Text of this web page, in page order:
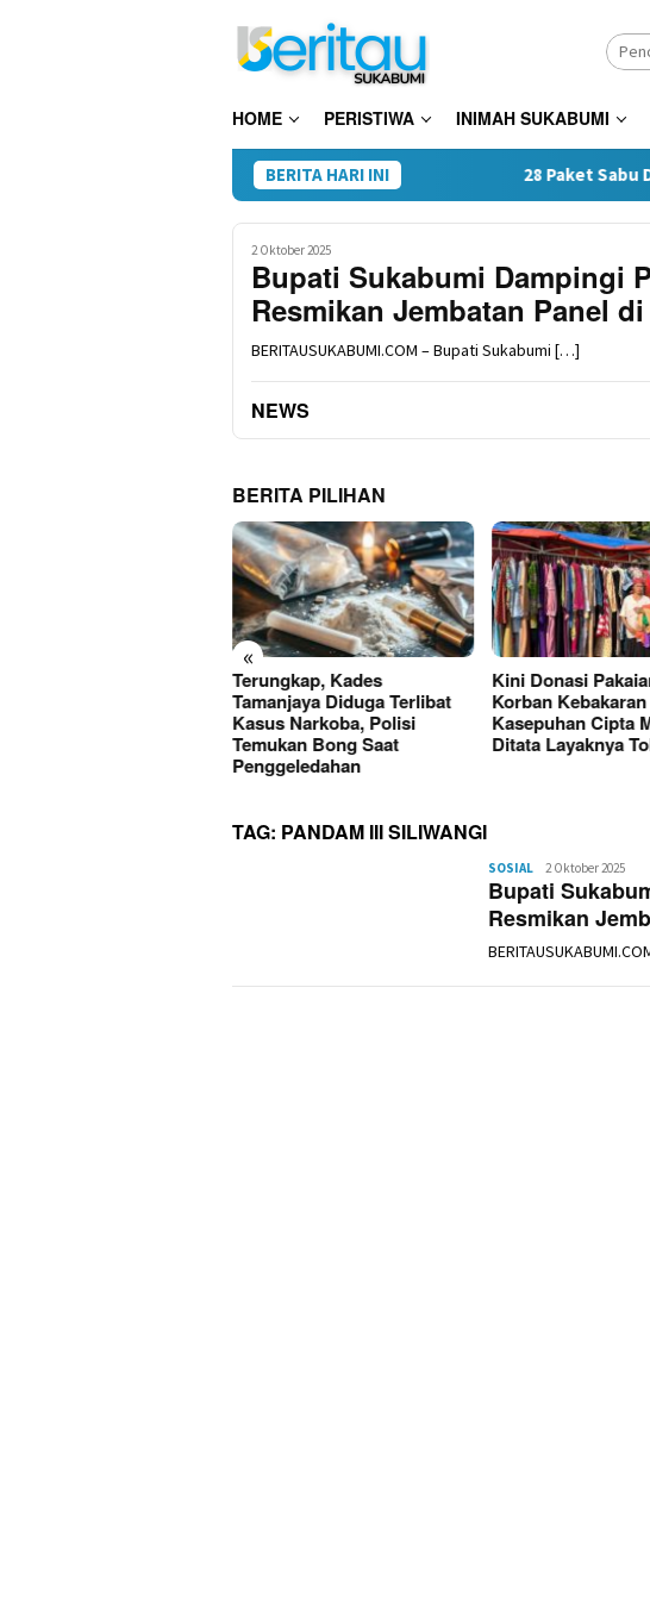
HOME PERISTIWA INIMAH SUKABUMI
BERITA HARI INI 28 Paket Sabu Disita,
2 Oktober 2025
Bupati Sukabumi Dampingi
Resmikan Jembatan Panel
BERITAUSUKABUMI.COM – Bupati Sukabumi […]
NEWS
BERITA PILIHAN
«
Terungkap, Kades
Tamanjaya Diduga Terlibat
Kasus Narkoba, Polisi
Temukan Bong Saat
Penggeledahan
Kini Donasi
Korban Kebakaran
Kasepuhan Cipta
Ditata Layaknya
TAG: PANDAM III SILIWANGI
SOSIAL Redaksi
2 Oktober 2025
Bupati
Resmikan